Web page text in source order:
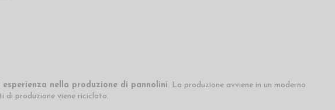
nella produzione di pannolini. La produzione avviene in un moderno
di produzione viene riciclato.